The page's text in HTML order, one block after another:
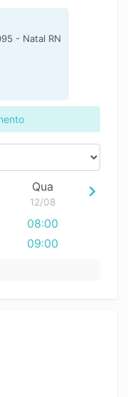
- Natal RN
Qua
12/08
08:00
09:00